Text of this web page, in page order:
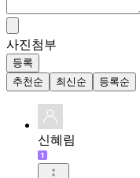
사진첨부
등록
추천순
최신순 등록순
신혜림